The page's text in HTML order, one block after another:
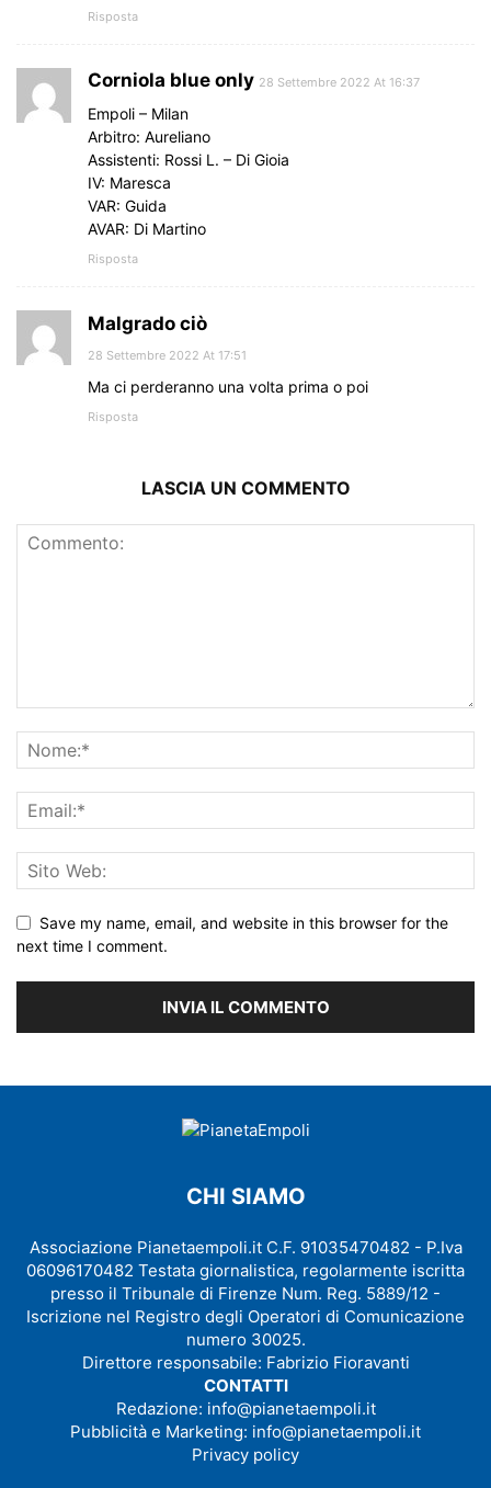
Risposta
Corniola blue only 28 Settembre 2022 At 16:37
Empoli – Milan
Arbitro: Aureliano
Assistenti: Rossi L. – Di Gioia
IV: Maresca
VAR: Guida
AVAR: Di Martino
Risposta
Malgrado ciò
28 Settembre 2022 At 17:51
Ma ci perderanno una volta prima o poi
Risposta
LASCIA UN COMMENTO
Save my name, email, and website in this browser for the
next time I comment.
CHI SIAMO
Associazione Pianetaempoli.it C.F. 91035470482 - P.Iva
06096170482 Testata giornalistica, regolarmente iscritta
presso il Tribunale di Firenze Num. Reg. 5889/12 -
Iscrizione nel Registro degli Operatori di Comunicazione
numero 30025.
Direttore responsabile: Fabrizio Fioravanti
CONTATTI
Redazione: info@pianetaempoli.it
Pubblicità e Marketing: info@pianetaempoli.it
Privacy policy